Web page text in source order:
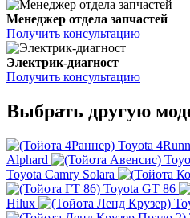
Менеджер отдела запчастей
Получить консультацию
Электрик-диагност
Получить консультацию
Выбрать другую
Toyota
Alphard
Toyota Camry Solara
Toyota GT 86
Hilux